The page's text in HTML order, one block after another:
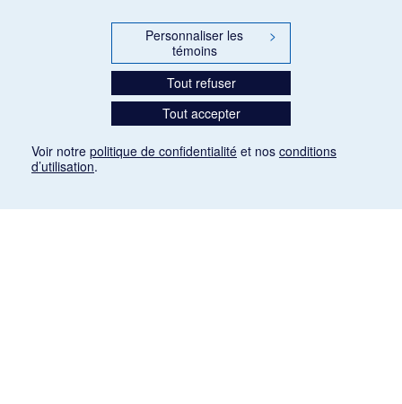
Personnaliser les
témoins
>
Tout refuser
Tout accepter
Voir notre politique de confidentialité et nos conditions
d’utilisation.